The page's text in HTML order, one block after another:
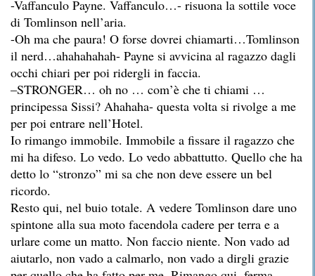
-Vaffanculo Payne. Vaffanculo…- risuona la sottile voce
di Tomlinson nell’aria.
-Oh ma che paura! O forse dovrei chiamarti…Tomlinson
il nerd…ahahahahah- Payne si avvicina al ragazzo dagli
occhi chiari per poi ridergli in faccia.
–STRONGER… oh no … com’è che ti chiami …
principessa Sissi? Ahahaha- questa volta si rivolge a me
per poi entrare nell’Hotel.
Io rimango immobile. Immobile a fissare il ragazzo che
mi ha difeso. Lo vedo. Lo vedo abbattutto. Quello che ha
detto lo “stronzo” mi sa che non deve essere un bel
ricordo.
Resto qui, nel buio totale. A vedere Tomlinson dare uno
spintone alla sua moto facendola cadere per terra e a
urlare come un matto. Non faccio niente. Non vado ad
aiutarlo, non vado a calmarlo, non vado a dirgli grazie